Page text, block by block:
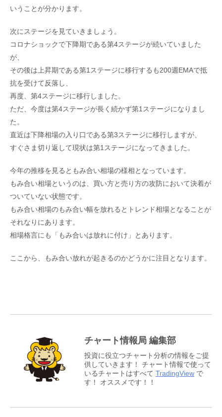
いうことが分かります。
次にステージを見ていきましょう。
コロナショックで下降期である第4ステージが続いていました
が、
その後は上昇期である第1ステージに移行するも200週EMAで抵
抗を受けて反落し、
再度、第4ステージに移行しました。
ただ、今度は第4ステージが長く続かず第1ステージになりまし
た。
直近は下降相場の入り口である第3ステージに移行しますが、
すぐさま切り返して現状は第1ステージになってきました。
今年の推移を見るともみ合い相場の様相となっています。
もみ合い相場というのは、買い方と売り方の攻防において決着が
ついていない状態です。
もみ合い相場のもみ合い幅を放れるとトレンド相場となることが
それなりにあります。
相場格言にも「もみ合いは放れに付け」とあります。
ここから、もみ合い放れが起きるのかどうかに注目となります。
チャート情報局 編集部
投資に役立つチャート分析の情報をご提
供していきます！ チャート情報で使って
いるチャートはすべて TradingView で
す！ オススメです！！